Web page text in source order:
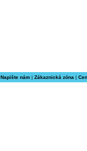
Napište nám| Zákaznická zóna |